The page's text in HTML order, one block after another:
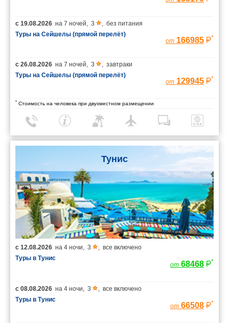
с 19.08.2026 на 7 ночей 3
без питания
Туры на Сейшелы (прямой перелёт)
от 166985 *
с 26.08.2026 на 7 ночей 3
завтраки
Туры на Сейшелы (прямой перелёт)
от 129945 *
* Стоимость на человека при двухместном размещении
Тунис
с 12.08.2026 на 4 ночи, 3 , все включено
Туры в Тунис
от 68468 *
с 08.08.2026 на 4 ночи, 3 , все включено
Туры в Тунис
от 66508 *